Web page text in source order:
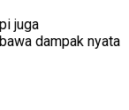
juga
dampak nyata